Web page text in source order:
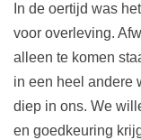
In de oertijd was
voor overleving.
alleen te komen
in een heel andere
diep in ons. We
en goedkeuring